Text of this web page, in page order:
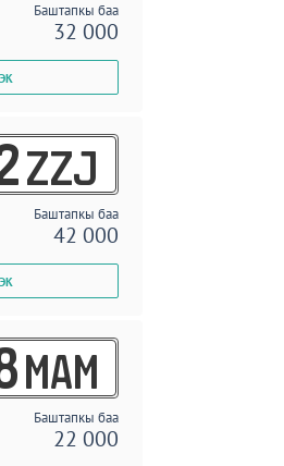
Баштапкы баа
32 000
ZZJ
Баштапкы баа
42 000
MAM
Баштапкы баа
22 000